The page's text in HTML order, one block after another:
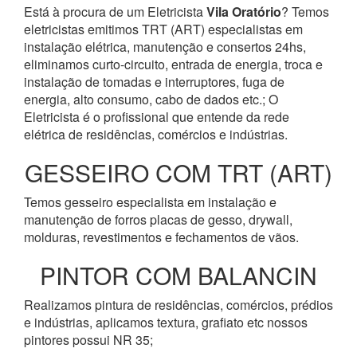
Está à procura de um EletricistaVila Oratório? Temos
eletricistas emitimos TRT (ART) especialistas em
instalação elétrica, manutenção e consertos 24hs,
eliminamos curto-circuito, entrada de energia, troca e
instalação de tomadas e interruptores, fuga de
energia, alto consumo, cabo de dados etc.; O
Eletricista é o profissional que entende da rede
elétrica de residências, comércios e indústrias.
GESSEIRO COM TRT (ART)
Temos gesseiro especialista em instalação e
manutenção de forros placas de gesso, drywall,
molduras, revestimentos e fechamentos de vãos.
PINTOR COM BALANCIN
Realizamos pintura de residências, comércios, prédios
e indústrias, aplicamos textura, grafiato etc nossos
pintores possui NR 35;